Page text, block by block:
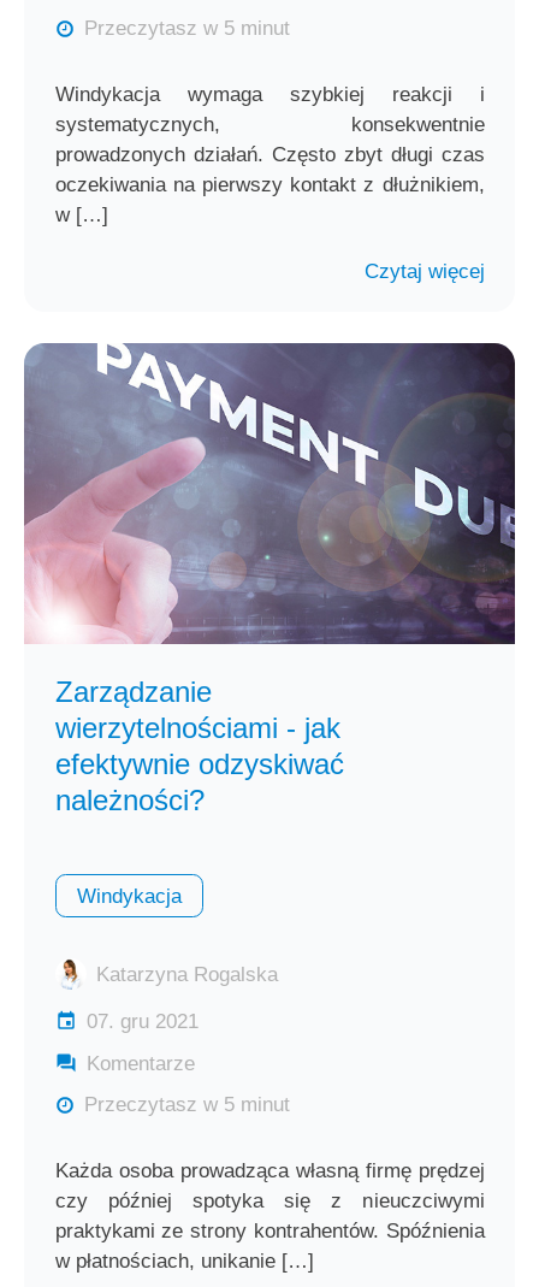
Przeczytasz w 5 minut
Windykacja wymaga szybkiej reakcji i
systematycznych, konsekwentnie
prowadzonych działań. Często zbyt długi czas
oczekiwania na pierwszy kontakt z dłużnikiem,
w […]
Czytaj więcej
Zarządzanie
wierzytelnościami - jak
efektywnie odzyskiwać
należności?
Windykacja
Katarzyna Rogalska
07. gru 2021
Komentarze
Przeczytasz w 5 minut
Każda osoba prowadząca własną firmę prędzej
czy później spotyka się z nieuczciwymi
praktykami ze strony kontrahentów. Spóźnienia
w płatnościach, unikanie […]